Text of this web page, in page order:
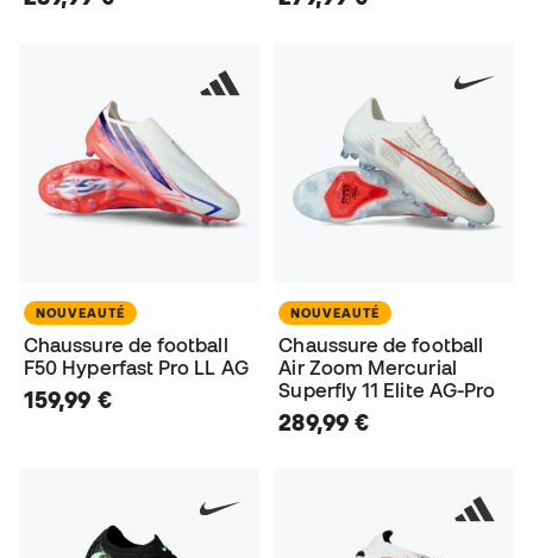
NOUVEAUTÉ
Chaussure de football
F50 Hyperfast Pro LL AG
159,99 €
NOUVEAUTÉ
Chaussure de football
Air Zoom Mercurial
Superfly 11 Elite AG-Pro
289,99 €